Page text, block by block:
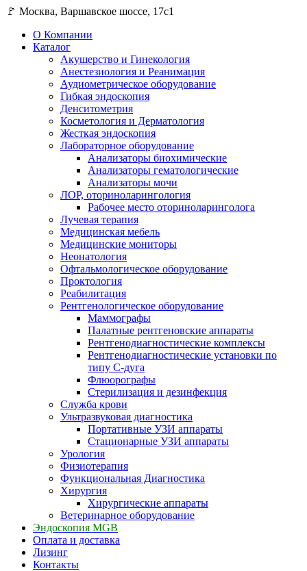
🚩 Москва, Варшавское шоссе, 17с1
О Компании
Каталог
Акушерство и Гинекология
Анестезиология и Реанимация
Аудиометрическое оборудование
Гибкая эндоскопия
Денситометрия
Косметология и Дерматология
Жесткая эндоскопия
Лабораторное оборудование
Анализаторы биохимические
Анализаторы гематологические
Анализаторы мочи
ЛОР, оториноларингология
Рабочее место оториноларинголога
Лучевая терапия
Медицинская мебель
Медицинские мониторы
Неонатология
Офтальмологическое оборудование
Проктология
Реабилитация
Рентгенологическое оборудование
Маммографы
Палатные рентгеновские аппараты
Рентгенодиагностические комплексы
Рентгенодиагностические установки по
типу С-дуга
Флюорографы
Стерилизация и дезинфекция
Служба крови
Ультразвуковая диагностика
Портативные УЗИ аппараты
Стационарные УЗИ аппараты
Урология
Физиотерапия
Функциональная Диагностика
Хирургия
Хирургические аппараты
Ветеринарное оборудование
Эндоскопия MGB
Оплата и доставка
Лизинг
Контакты